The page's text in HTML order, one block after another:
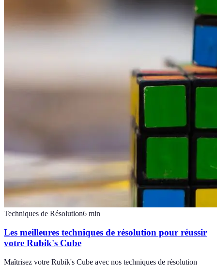
Techniques de Résolution6 min
Les meilleures techniques de résolution pour réussir
votre Rubik's Cube
Maîtrisez votre Rubik's Cube avec nos techniques de résolution